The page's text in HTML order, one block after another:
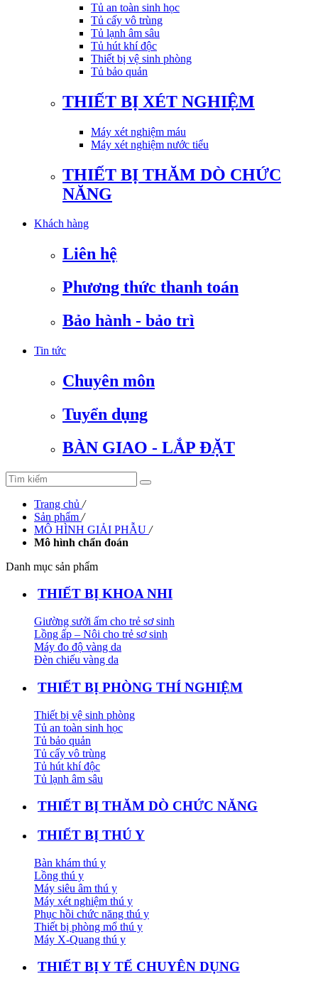
Tủ an toàn sinh học
Tủ cấy vô trùng
Tủ lạnh âm sâu
Tủ hút khí độc
Thiết bị vệ sinh phòng
Tủ bảo quản
THIẾT BỊ XÉT NGHIỆM
Máy xét nghiệm máu
Máy xét nghiệm nước tiểu
THIẾT BỊ THĂM DÒ CHỨC
NĂNG
Khách hàng
Liên hệ
Phương thức thanh toán
Bảo hành - bảo trì
Tin tức
Chuyên môn
Tuyển dụng
BÀN GIAO - LẮP ĐẶT
Trang chủ /
Sản phẩm /
MÔ HÌNH GIẢI PHẪU /
Mô hình chẩn đoán
Danh mục sản phẩm
THIẾT BỊ KHOA NHI
Giường sưởi ấm cho trẻ sơ sinh
Lồng ấp – Nôi cho trẻ sơ sinh
Máy đo độ vàng da
Đèn chiếu vàng da
THIẾT BỊ PHÒNG THÍ NGHIỆM
Thiết bị vệ sinh phòng
Tủ an toàn sinh học
Tủ bảo quản
Tủ cấy vô trùng
Tủ hút khí độc
Tủ lạnh âm sâu
THIẾT BỊ THĂM DÒ CHỨC NĂNG
THIẾT BỊ THÚ Y
Bàn khám thú y
Lồng thú y
Máy siêu âm thú y
Máy xét nghiệm thú y
Phục hồi chức năng thú y
Thiết bị phòng mổ thú y
Máy X-Quang thú y
THIẾT BỊ Y TẾ CHUYÊN DỤNG